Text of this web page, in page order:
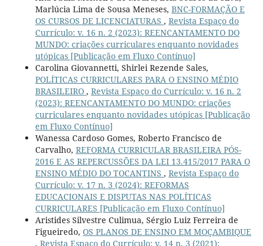
Marlúcia Lima de Sousa Meneses, BNC-FORMAÇÃO E
OS CURSOS DE LICENCIATURAS , Revista Espaço do
Currículo: v. 16 n. 2 (2023): REENCANTAMENTO DO
MUNDO: criações curriculares enquanto novidades
utópicas [Publicação em Fluxo Contínuo]
Carolina Giovannetti, Shirlei Rezende Sales,
POLÍTICAS CURRICULARES PARA O ENSINO MÉDIO
BRASILEIRO , Revista Espaço do Currículo: v. 16 n. 2
(2023): REENCANTAMENTO DO MUNDO: criações
curriculares enquanto novidades utópicas [Publicação
em Fluxo Contínuo]
Wanessa Cardoso Gomes, Roberto Francisco de
Carvalho, REFORMA CURRICULAR BRASILEIRA PÓS-
2016 E AS REPERCUSSÕES DA LEI 13.415/2017 PARA O
ENSINO MÉDIO DO TOCANTINS , Revista Espaço do
Currículo: v. 17 n. 3 (2024): REFORMAS
EDUCACIONAIS E DISPUTAS NAS POLÍTICAS
CURRICULARES [Publicação em Fluxo Contínuo]
Aristides Silvestre Culimua, Sérgio Luiz Ferreira de
Figueiredo, OS PLANOS DE ENSINO EM MOÇAMBIQUE
, Revista Espaço do Currículo: v. 14 n. 3 (2021):